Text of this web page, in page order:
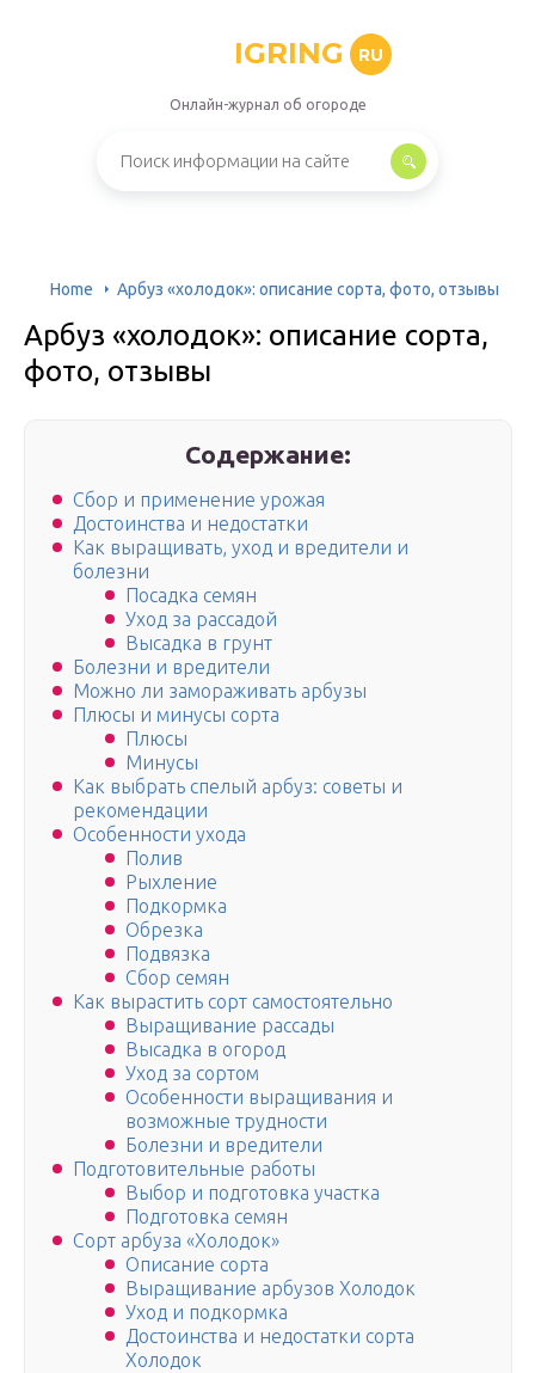
IGRING RU
Онлайн-журнал об огороде
Home Арбуз «холодок»: описание сорта, фото, отзывы
Арбуз «холодок»: описание сорта,
фото, отзывы
Содержание:
Сбор и применение урожая
Достоинства и недостатки
Как выращивать, уход и вредители и
болезни
Посадка семян
Уход за рассадой
Высадка в грунт
Болезни и вредители
Можно ли замораживать арбузы
Плюсы и минусы сорта
Плюсы
Минусы
Как выбрать спелый арбуз: советы и
рекомендации
Особенности ухода
Полив
Рыхление
Подкормка
Обрезка
Подвязка
Сбор семян
Как вырастить сорт самостоятельно
Выращивание рассады
Высадка в огород
Уход за сортом
Особенности выращивания и
возможные трудности
Болезни и вредители
Подготовительные работы
Выбор и подготовка участка
Подготовка семян
Сорт арбуза «Холодок»
Описание сорта
Выращивание арбузов Холодок
Уход и подкормка
Достоинства и недостатки сорта
Холодок